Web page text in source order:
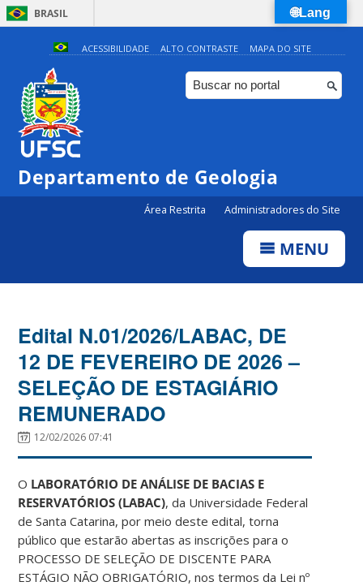
BRASIL
Simplifique!
Comunica BR
Participe
Canais
ACESSIBILIDADE ALTO CONTRASTE MAPA DO SITE
Departamento de Geologia
Área Restrita Administradores do Site
MENU
Edital N.01/2026/LABAC, DE
12 DE FEVEREIRO DE 2026 –
SELEÇÃO DE ESTAGIÁRIO
REMUNERADO
12/02/2026 07:41
O LABORATÓRIO DE ANÁLISE DE BACIAS E
RESERVATÓRIOS (LABAC), da Universidade Federal
de Santa Catarina, por meio deste edital, torna
público que estarão abertas as inscrições para o
PROCESSO DE SELEÇÃO DE DISCENTE PARA
ESTÁGIO NÃO OBRIGATÓRIO, nos termos da Lei nº
🌐Lang